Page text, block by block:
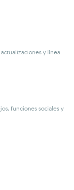
y línea
funciones sociales y